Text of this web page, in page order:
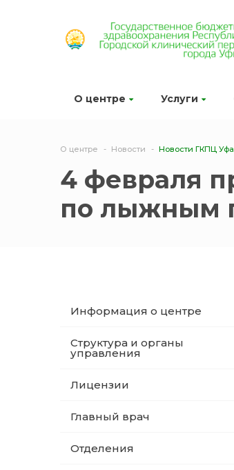
О центре Услуги
О центре Новости Новости ГКПЦ Уфа
4 февраля
по лыжным
Информация о центре
Структура и органы
управления
Лицензии
Главный врач
Отделения